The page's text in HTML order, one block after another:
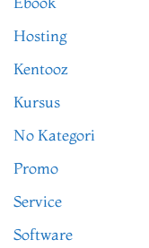
Hosting
Kentooz
Kursus
No Kategori
Promo
Service
Software